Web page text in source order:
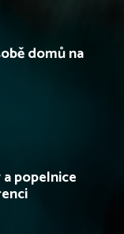
domů na
popelnice